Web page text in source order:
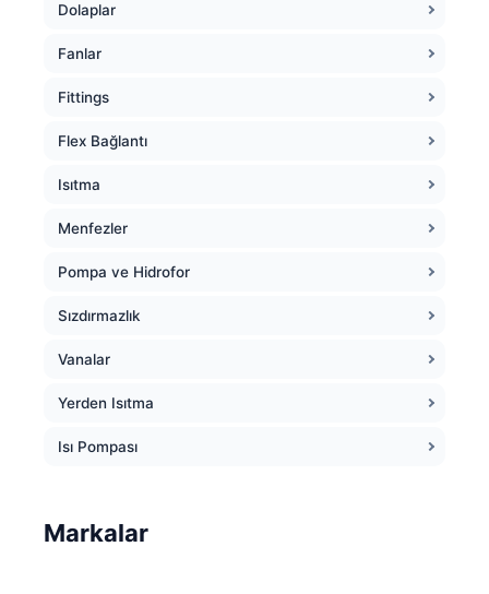
Dolaplar
Fanlar
Fittings
Flex Bağlantı
Isıtma
Menfezler
Pompa ve Hidrofor
Sızdırmazlık
Vanalar
Yerden Isıtma
Isı Pompası
Markalar